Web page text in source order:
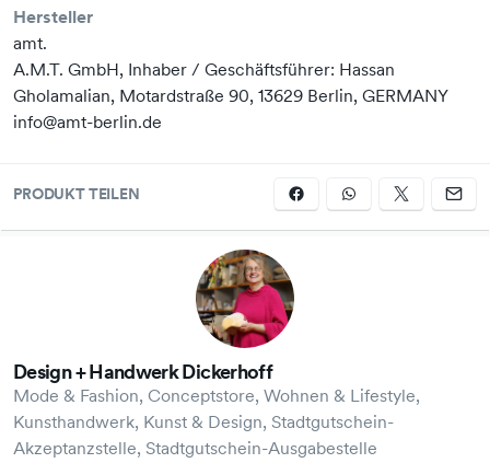
Hersteller
amt.
A.M.T. GmbH, Inhaber / Geschäftsführer: Hassan
Gholamalian, Motardstraße 90, 13629 Berlin, GERMANY
info@amt-berlin.de
PRODUKT TEILEN
Design + Handwerk Dickerhoff
Mode & Fashion, Conceptstore, Wohnen & Lifestyle,
Kunsthandwerk, Kunst & Design, Stadtgutschein-
Akzeptanzstelle, Stadtgutschein-Ausgabestelle